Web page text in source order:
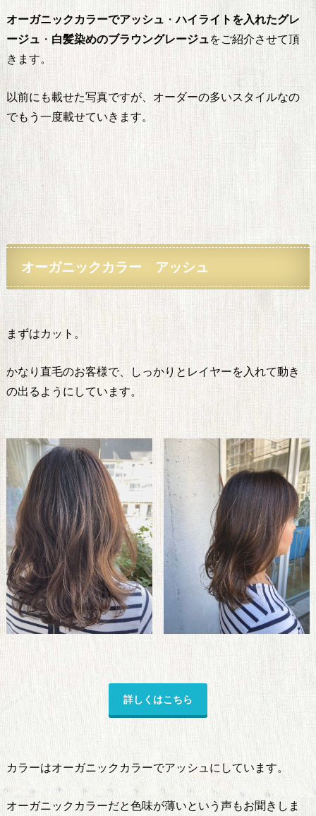
オーガニックカラーでアッシュ ・ハイライトを入れたグレ
ージュ ・ 白髪染めのブラウングレージュをご紹介させて頂
きます。
以前にも載せた写真ですが、オーダーの多いスタイルなの
でもう一度載せていきます。
オーガニックカラー アッシュ
まずはカット。
かなり直毛のお客様で、しっかりとレイヤーを入れて動き
の出るようにしています。
詳しくはこちら
カラーはオーガニックカラーでアッシュにしています。
オーガニックカラーだと色味が薄いという声もお聞きしま